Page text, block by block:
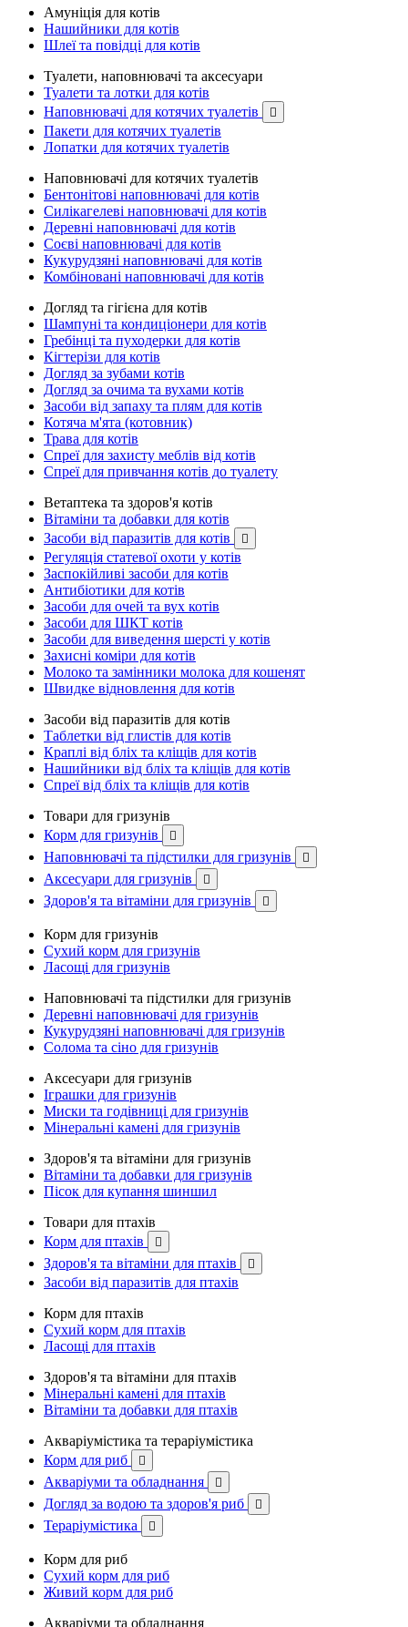
Амуніція для котів
Нашийники для котів
Шлеї та повідці для котів
Туалети, наповнювачі та аксесуари
Туалети та лотки для котів
Наповнювачі для котячих туалетів

Пакети для котячих туалетів
Лопатки для котячих туалетів
Наповнювачі для котячих туалетів
Бентонітові наповнювачі для котів
Силікагелеві наповнювачі для котів
Деревні наповнювачі для котів
Соєві наповнювачі для котів
Кукурудзяні наповнювачі для котів
Комбіновані наповнювачі для котів
Догляд та гігієна для котів
Шампуні та кондиціонери для котів
Гребінці та пуходерки для котів
Кігтерізи для котів
Догляд за зубами котів
Догляд за очима та вухами котів
Засоби від запаху та плям для котів
Котяча м'ята (котовник)
Трава для котів
Спреї для захисту меблів від котів
Спреї для привчання котів до туалету
Ветаптека та здоров'я котів
Вітаміни та добавки для котів
Засоби від паразитів для котів

Регуляція статевої охоти у котів
Заспокійливі засоби для котів
Антибіотики для котів
Засоби для очей та вух котів
Засоби для ШКТ котів
Засоби для виведення шерсті у котів
Захисні коміри для котів
Молоко та замінники молока для кошенят
Швидке відновлення для котів
Засоби від паразитів для котів
Таблетки від глистів для котів
Краплі від бліх та кліщів для котів
Нашийники від бліх та кліщів для котів
Спреї від бліх та кліщів для котів
Товари для гризунів
Корм для гризунів

Наповнювачі та підстилки для гризунів 
Аксесуари для гризунів 
Здоров'я та вітаміни для гризунів 
Корм для гризунів
Сухий корм для гризунів
Ласощі для гризунів
Наповнювачі та підстилки для гризунів
Деревні наповнювачі для гризунів
Кукурудзяні наповнювачі для гризунів
Солома та сіно для гризунів
Аксесуари для гризунів
Іграшки для гризунів
Миски та годівниці для гризунів
Мінеральні камені для гризунів
Здоров'я та вітаміни для гризунів
Вітаміни та добавки для гризунів
Пісок для купання шиншил
Товари для птахів
Корм для птахів

Здоров'я та вітаміни для птахів 
Засоби від паразитів для птахів
Корм для птахів
Сухий корм для птахів
Ласощі для птахів
Здоров'я та вітаміни для птахів
Мінеральні камені для птахів
Вітаміни та добавки для птахів
Акваріумістика та тераріумістика
Корм для риб

Акваріуми та обладнання 
Догляд за водою та здоров'я риб 
Тераріумістика 
Корм для риб
Сухий корм для риб
Живий корм для риб
Акваріуми та обладнання